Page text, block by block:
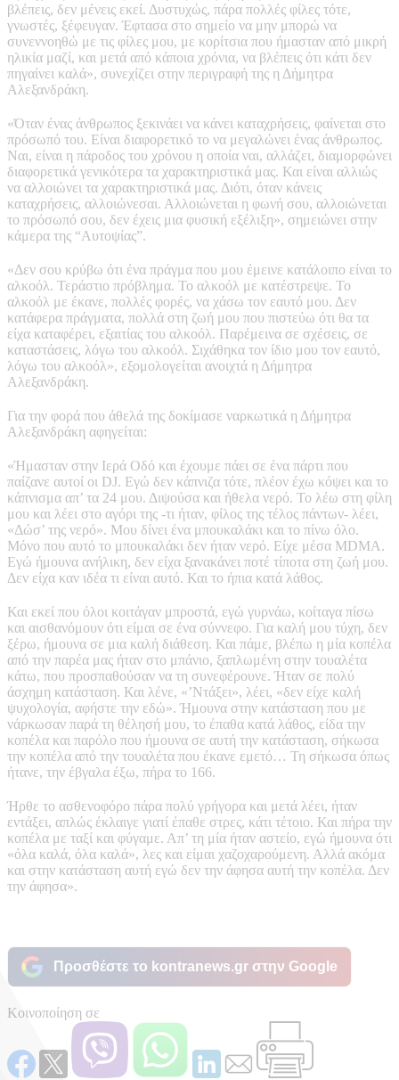
βλέπεις, δεν μένεις εκεί. Δυστυχώς, πάρα πολλές φίλες τότε,
γνωστές, ξέφευγαν. Έφτασα στο σημείο να μην μπορώ να
συνεννοηθώ με τις φίλες μου, με κορίτσια που ήμασταν από μικρή
ηλικία μαζί, και μετά από κάποια χρόνια, να βλέπεις ότι κάτι δεν
πηγαίνει καλά», συνεχίζει στην περιγραφή της η Δήμητρα
Αλεξανδράκη.
«Όταν ένας άνθρωπος ξεκινάει να κάνει καταχρήσεις, φαίνεται στο
πρόσωπό του. Είναι διαφορετικό το να μεγαλώνει ένας άνθρωπος.
Ναι, είναι η πάροδος του χρόνου η οποία ναι, αλλάζει, διαμορφώνει
διαφορετικά γενικότερα τα χαρακτηριστικά μας. Και είναι αλλιώς
να αλλοιώνει τα χαρακτηριστικά μας. Διότι, όταν κάνεις
καταχρήσεις, αλλοιώνεσαι. Αλλοιώνεται η φωνή σου, αλλοιώνεται
το πρόσωπό σου, δεν έχεις μια φυσική εξέλιξη», σημειώνει στην
κάμερα της “Αυτοψίας”.
«Δεν σου κρύβω ότι ένα πράγμα που μου έμεινε κατάλοιπο είναι το
αλκοόλ. Τεράστιο πρόβλημα. Το αλκοόλ με κατέστρεψε. Το
αλκοόλ με έκανε, πολλές φορές, να χάσω τον εαυτό μου. Δεν
κατάφερα πράγματα, πολλά στη ζωή μου που πιστεύω ότι θα τα
είχα καταφέρει, εξαιτίας του αλκοόλ. Παρέμεινα σε σχέσεις, σε
καταστάσεις, λόγω του αλκοόλ. Σιχάθηκα τον ίδιο μου τον εαυτό,
λόγω του αλκοόλ», εξομολογείται ανοιχτά η Δήμητρα
Αλεξανδράκη.
Για την φορά που άθελά της δοκίμασε ναρκωτικά η Δήμητρα
Αλεξανδράκη αφηγείται:
«Ήμασταν στην Ιερά Οδό και έχουμε πάει σε ένα πάρτι που
παίζανε αυτοί οι DJ. Εγώ δεν κάπνιζα τότε, πλέον έχω κόψει και το
κάπνισμα απ’ τα 24 μου. Διψούσα και ήθελα νερό. Το λέω στη φίλη
μου και λέει στο αγόρι της -τι ήταν, φίλος της τέλος πάντων- λέει,
«Δώσ’ της νερό». Μου δίνει ένα μπουκαλάκι και το πίνω όλο.
Μόνο που αυτό το μπουκαλάκι δεν ήταν νερό. Είχε μέσα MDMA.
Εγώ ήμουνα ανήλικη, δεν είχα ξανακάνει ποτέ τίποτα στη ζωή μου.
Δεν είχα καν ιδέα τι είναι αυτό. Και το ήπια κατά λάθος.
Και εκεί που όλοι κοιτάγαν μπροστά, εγώ γυρνάω, κοίταγα πίσω
και αισθανόμουν ότι είμαι σε ένα σύννεφο. Για καλή μου τύχη, δεν
ξέρω, ήμουνα σε μια καλή διάθεση. Και πάμε, βλέπω η μία κοπέλα
από την παρέα μας ήταν στο μπάνιο, ξαπλωμένη στην τουαλέτα
κάτω, που προσπαθούσαν να τη συνεφέρουνε. Ήταν σε πολύ
άσχημη κατάσταση. Και λένε, «’Ντάξει», λέει, «δεν είχε καλή
ψυχολογία, αφήστε την εδώ». Ήμουνα στην κατάσταση που με
νάρκωσαν παρά τη θέλησή μου, το έπαθα κατά λάθος, είδα την
κοπέλα και παρόλο που ήμουνα σε αυτή την κατάσταση, σήκωσα
την κοπέλα από την τουαλέτα που έκανε εμετό… Τη σήκωσα όπως
ήτανε, την έβγαλα έξω, πήρα το 166.
Ήρθε το ασθενοφόρο πάρα πολύ γρήγορα και μετά λέει, ήταν
εντάξει, απλώς έκλαιγε γιατί έπαθε στρες, κάτι τέτοιο. Και πήρα την
κοπέλα με ταξί και φύγαμε. Απ’ τη μία ήταν αστείο, εγώ ήμουνα ότι
«όλα καλά, όλα καλά», λες και είμαι χαζοχαρούμενη. Αλλά ακόμα
και στην κατάσταση αυτή εγώ δεν την άφησα αυτή την κοπέλα. Δεν
την άφησα».
Προσθέστε το kontranews.gr στην Google
Κοινοποίηση σε